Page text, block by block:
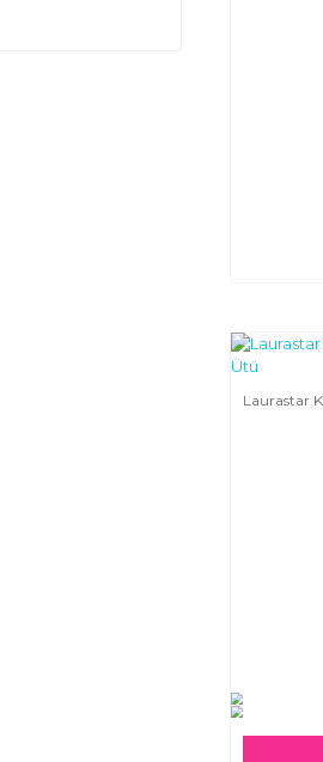
Laurastar